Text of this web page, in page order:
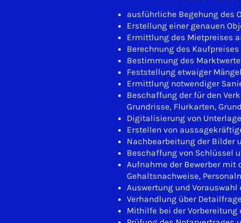
ausführliche Begehung des
Erstellung einer genauen
Ermittlung des Mietpreises
Berechnung des
Bestimmung des
Feststellung etwaiger
Ermittlung notwendiger
Beschaffung der für den
Grundrisse, Flurkarten,
Digitalisierung von
Erstellen von
Nachbearbeitung der Bilder
Beschaffung von Schlüssel
Aufnahme der Bewerber mit
Gehaltsnachweise,
Auswertung und Vorauswahl
Verhandlung über
Mithilfe bei der Vorbereitung